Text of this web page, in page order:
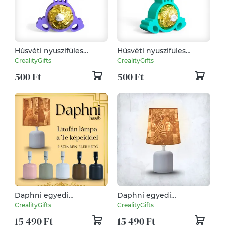
Húsvéti nyuszifüles
Ferrero Rocher tartó apró
figyelmesség tavaszi
színekben - Rózsaszín
CrealityGifts
500 Ft
Húsvéti nyuszifüles
Ferrero Rocher tartó apró
figyelmesség tavaszi
színekben - Zöld
CrealityGifts
500 Ft
Daphni egyedi
fényképes lámpa - Hasáb
CrealityGifts
15 490 Ft
Daphni egyedi
fényképes lámpa -
Klasszikus
CrealityGifts
15 490 Ft